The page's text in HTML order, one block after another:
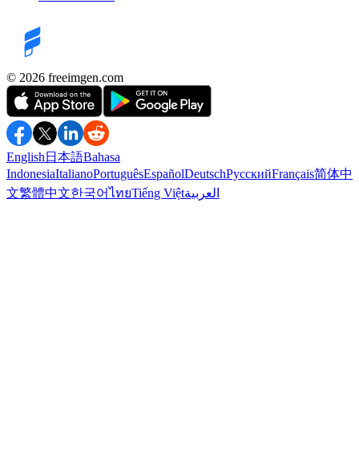
©️ 2026 freeimgen.com
English 日本語Bahasa
IndonesiaItalianoPortuguêsEspañolDeutschРусскийFrançais简体中
文繁體中文한국어ไทยTiếng Việtالعربية